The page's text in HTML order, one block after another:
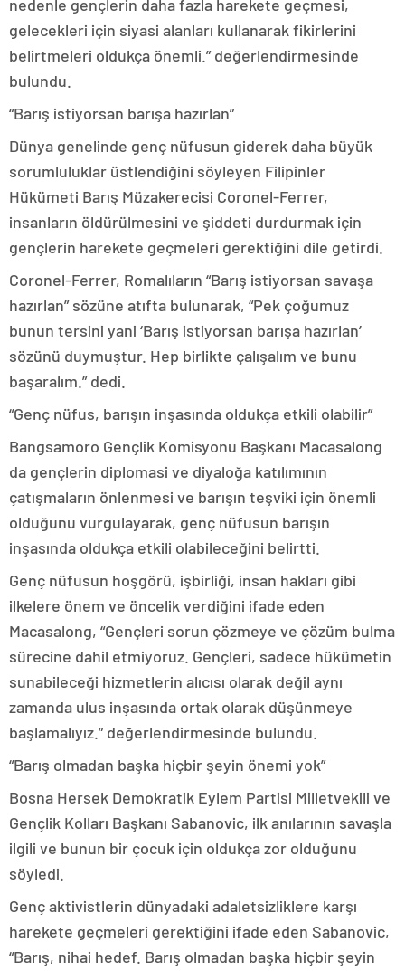
nedenle gençlerin daha fazla harekete geçmesi,
gelecekleri için siyasi alanları kullanarak fikirlerini
belirtmeleri oldukça önemli.” değerlendirmesinde
bulundu.
“Barış istiyorsan barışa hazırlan”
Dünya genelinde genç nüfusun giderek daha büyük
sorumluluklar üstlendiğini söyleyen Filipinler
Hükümeti Barış Müzakerecisi Coronel-Ferrer,
insanların öldürülmesini ve şiddeti durdurmak için
gençlerin harekete geçmeleri gerektiğini dile getirdi.
Coronel-Ferrer, Romalıların “Barış istiyorsan savaşa
hazırlan” sözüne atıfta bulunarak, “Pek çoğumuz
bunun tersini yani ‘Barış istiyorsan barışa hazırlan’
sözünü duymuştur. Hep birlikte çalışalım ve bunu
başaralım.” dedi.
“Genç nüfus, barışın inşasında oldukça etkili olabilir”
Bangsamoro Gençlik Komisyonu Başkanı Macasalong
da gençlerin diplomasi ve diyaloğa katılımının
çatışmaların önlenmesi ve barışın teşviki için önemli
olduğunu vurgulayarak, genç nüfusun barışın
inşasında oldukça etkili olabileceğini belirtti.
Genç nüfusun hoşgörü, işbirliği, insan hakları gibi
ilkelere önem ve öncelik verdiğini ifade eden
Macasalong, “Gençleri sorun çözmeye ve çözüm bulma
sürecine dahil etmiyoruz. Gençleri, sadece hükümetin
sunabileceği hizmetlerin alıcısı olarak değil aynı
zamanda ulus inşasında ortak olarak düşünmeye
başlamalıyız.” değerlendirmesinde bulundu.
“Barış olmadan başka hiçbir şeyin önemi yok”
Bosna Hersek Demokratik Eylem Partisi Milletvekili ve
Gençlik Kolları Başkanı Sabanovic, ilk anılarının savaşla
ilgili ve bunun bir çocuk için oldukça zor olduğunu
söyledi.
Genç aktivistlerin dünyadaki adaletsizliklere karşı
harekete geçmeleri gerektiğini ifade eden Sabanovic,
“Barış, nihai hedef. Barış olmadan başka hiçbir şeyin